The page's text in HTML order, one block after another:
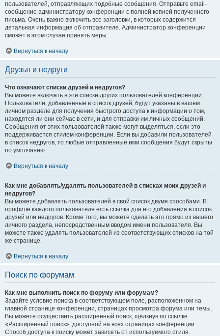
пользователей, отправляющих подобные сообщения. Отправьте email-
сообщение администратору конференции с полной копией полученного
письма. Очень важно включить все заголовки, в которых содержится
детальная информация об отправителе. Администратор конференции
сможет в этом случае принять меры.
Вернуться к началу
Друзья и недруги
Что означают списки друзей и недругов?
Вы можете включать в эти списки других пользователей конференции.
Пользователи, добавленные в список друзей, будут указаны в вашем
личном разделе для получения быстрого доступа к информации о том,
находятся ли они сейчас в сети, и для отправки им личных сообщений.
Сообщения от этих пользователей также могут выделяться, если это
поддерживается стилем конференции. Если вы добавили пользователей
в список недругов, то любые отправленные ими сообщения будут скрыты
по умолчанию.
Вернуться к началу
Как мне добавлять/удалять пользователей в списках моих друзей и
недругов?
Вы можете добавлять пользователей в свой список двумя способами. В
профиле каждого пользователя есть ссылка для его добавления в список
друзей или недругов. Кроме того, вы можете сделать это прямо из вашего
личного раздела, непосредственным вводом имени пользователя. Вы
можете также удалять пользователей из соответствующих списков на той
же странице.
Вернуться к началу
Поиск по форумам
Как мне выполнить поиск по форуму или форумам?
Задайте условие поиска в соответствующем поле, расположенном на
главной странице конференции, страницах просмотра форума или темы.
Вы можете осуществить расширенный поиск, щёлкнув по ссылке
«Расширенный поиск», доступной на всех страницах конференции.
Способ доступа к поиску может зависеть от используемого стиля.